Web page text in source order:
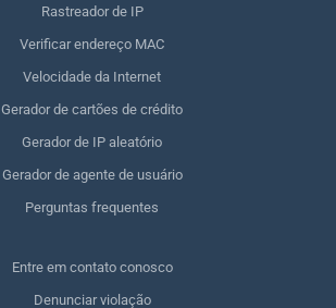
Rastreador de IP
Verificar endereço MAC
Velocidade da Internet
Gerador de cartões de crédito
Gerador de IP aleatório
Gerador de agente de usuário
Perguntas frequentes
Entre em contato conosco
Denunciar violação